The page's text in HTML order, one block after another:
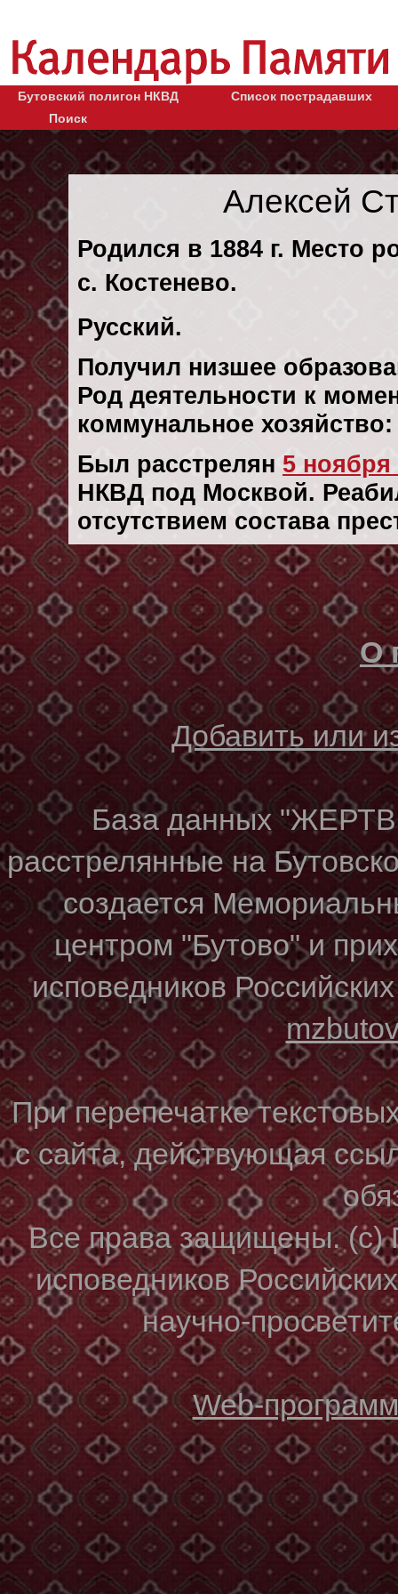
Бутовский полигон НКВД
Список пострадавших
Поиск
Алексей
Родился в 1884 г. Место
с. Костенево.
Русский.
Получил низшее
Род деятельности к
коммунальное
Был расстрелян 5 ноября
НКВД под Москвой.
отсутствием состава
О
Добавить или
База данных
расстрелянные на
создается
центром "Бутово" и
исповедников
При перепечатке
с сайта, действующая
Все права защищены. (с)
исповедников
научно-
Web-